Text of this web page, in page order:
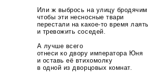
Или ж выбрось на улицу
чтобы эти несносные твари
перестали накакое-то время лаять
и тревожить соседей.
А лучше всего
отнеси ко двору императора Юня
и оставь её втихомолку
в одной из дворцовых комнат.